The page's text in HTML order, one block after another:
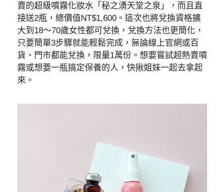
賣的超級噴霧化妝水「秘之湧天堂之泉」，而且直
接送2瓶，總價值NT$1,600。這次也將兌換資格擴
大到18～70歲女性都可兌換，兌換方法也更簡化，
只要簡單3步驟就能輕鬆完成，無論線上官網或百
貨、門市都能兌換，限量1萬份。想要嘗試超熱賣噴
霧或想要一瓶搞定保養的人，快揪姐妹一起去拿起
來。